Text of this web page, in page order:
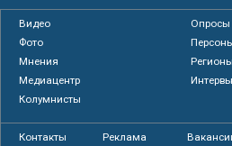
Видео
Опросы
Фото
Мнения
Регионы
Медиацентр
Колумнисты
Контакты Реклама